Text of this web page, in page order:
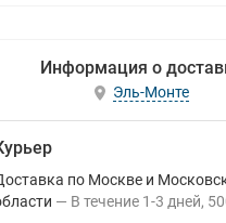
Информация о
Эль-Монте
по Москве и
В течение 1-3 дней